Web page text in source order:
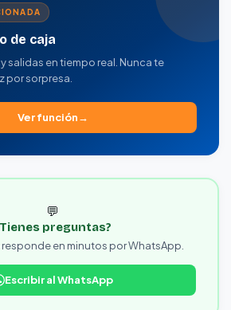
de caja
salidas en tiempo real. Nunca te
por sorpresa.
Ver función
💬
preguntas?
en minutos por WhatsApp.
Escribir al WhatsApp